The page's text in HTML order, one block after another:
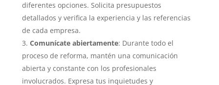
diferentes opciones. Solicita presupuestos
detallados y verifica la experiencia y las referencias
de cada empresa.
Comunícate abiertamente: Durante todo el
proceso de reforma, mantén una comunicación
abierta y constante con los profesionales
involucrados. Expresa tus inquietudes y